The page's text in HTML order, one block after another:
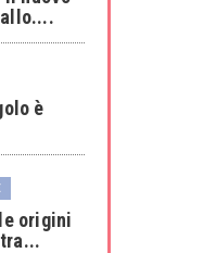
è
origini